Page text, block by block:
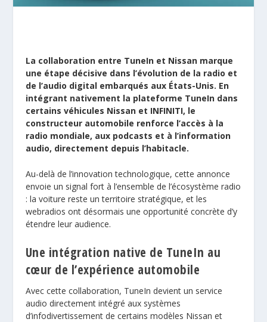
La collaboration entre TuneInet Nissanmarque
une étape décisive dans l’évolution de la radio et
de l’audio digital embarqués aux États-Unis. En
intégrant nativement la plateforme TuneIn dans
certains véhicules Nissan et INFINITI, le
constructeur automobile renforce l’accès à la
radio mondiale, aux podcasts et à l’information
audio, directement depuis l’habitacle.
Au-delà de l’innovation technologique, cette annonce
envoie un signal fort à l’ensemble de l’écosystème radio
: la voiture reste un territoire stratégique, et les
webradios ont désormais une opportunité concrète d’y
étendre leur audience.
Une intégration native de TuneIn au
cœur de l’expérience automobile
Avec cette collaboration, TuneIn devient un service
audio directement intégré aux systèmes
d’infodivertissement de certains modèles Nissan et